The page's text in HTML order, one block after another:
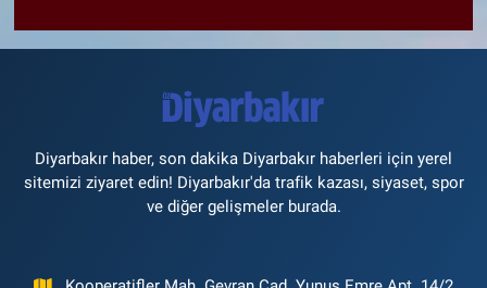
Diyarbakır haber, son dakika Diyarbakır haberleri için yerel
sitemizi ziyaret edin! Diyarbakır'da trafik kazası, siyaset, spor
ve diğer gelişmeler burada.